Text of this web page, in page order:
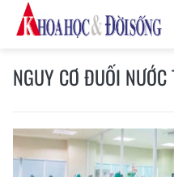
NGUY CƠ ĐUỐI NƯỚC